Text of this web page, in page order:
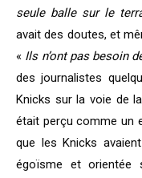
seule balle sur le
avait des doutes, et
« Ils n’ont pas besoin
des journalistes
Knicks sur la voie de
était perçu comme un
que les Knicks
égoïsme et orientée